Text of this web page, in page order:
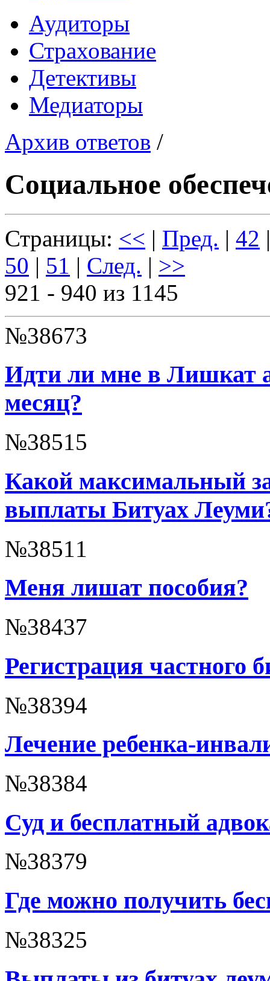
Аудиторы
Страхование
Детективы
Медиаторы
Архив ответов /
Социальное
Страницы: << | Пред. | 42
50 | 51 | След. | >>
921 - 940 из 1145
№38673
Идти ли мне в Лишкат
месяц?
№38515
Какой максимальный
выплаты Битуах
№38511
Меня лишат пособия?
№38437
Регистрация частного
№38394
Лечение ребенка-
№38384
Суд и бесплатный
№38379
Где можно получить
№38325